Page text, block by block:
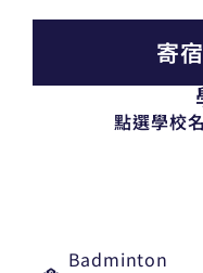
寄
點選學校
Badminton